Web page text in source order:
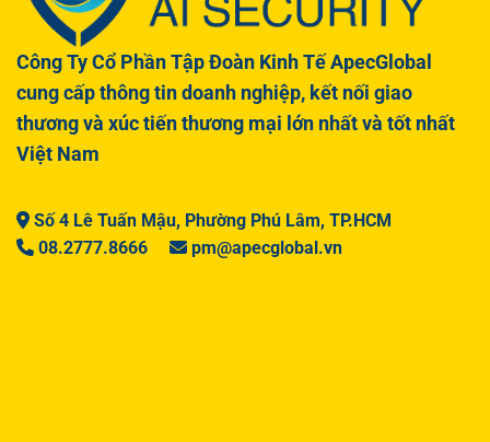
Công Ty Cổ Phần Tập Đoàn Kinh Tế ApecGlobal
cung cấp thông tin doanh nghiệp, kết nối giao
thương và xúc tiến thương mại lớn nhất và tốt nhất
Việt Nam
Số 4 Lê Tuấn Mậu, Phường Phú Lâm, TP.HCM
08.2777.8666
pm@apecglobal.vn